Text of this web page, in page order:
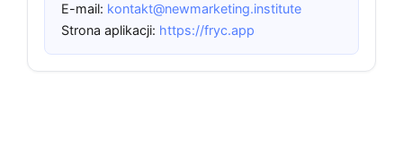
E-mail: kontakt@newmarketing.institute
Strona aplikacji: https://fryc.app